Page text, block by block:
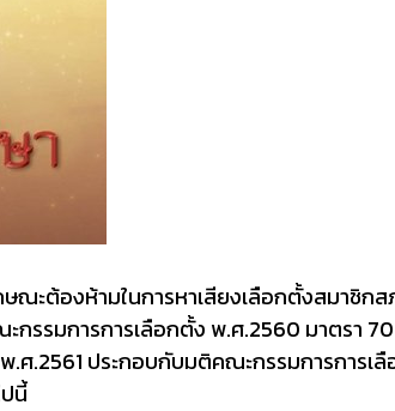
ณะต้องห้ามในการหาเสียงเลือกตั้งสมาชิก
รมการการเลือกตั้ง พ.ศ.2560 มาตรา 70
.2561 ประกอบกับมติคณะกรรมการการเลื
นี้